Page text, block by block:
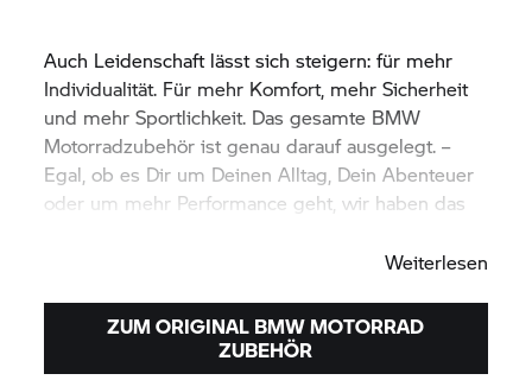
Auch Leidenschaft lässt sich steigern: für mehr
Individualität. Für mehr Komfort, mehr Sicherheit
und mehr Sportlichkeit. Das gesamte BMW
Motorradzubehör ist genau darauf ausgelegt. –
Egal, ob es Dir um Deinen Alltag, Dein Abenteuer
oder um mehr Performance geht, wir haben das
Weiterlesen
ZUM ORIGINAL BMW MOTORRAD
ZUBEHÖR